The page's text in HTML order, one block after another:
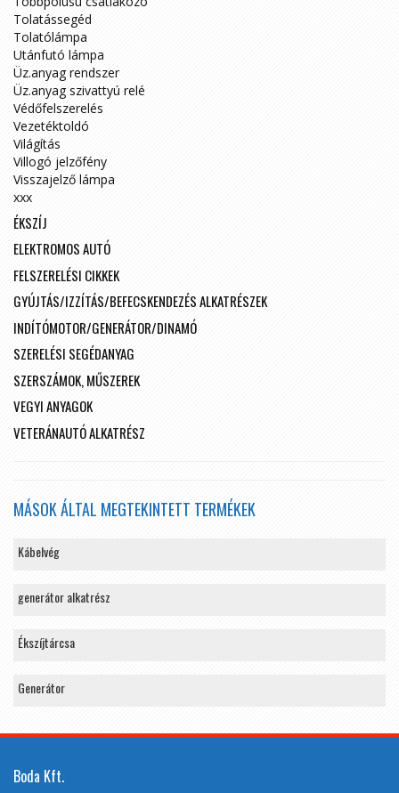
Tolatássegéd
Tolatólámpa
Utánfutó lámpa
Üz.anyag rendszer
Üz.anyag szivattyú relé
Védőfelszerelés
Vezetéktoldó
Világítás
Villogó jelzőfény
Visszajelző lámpa
xxx
ÉKSZÍJ
ELEKTROMOS AUTÓ
FELSZERELÉSI CIKKEK
GYÚJTÁS/IZZÍTÁS/BEFECSKENDEZÉS ALKATRÉSZEK
INDÍTÓMOTOR/GENERÁTOR/DINAMÓ
SZERELÉSI SEGÉDANYAG
SZERSZÁMOK, MŰSZEREK
VEGYI ANYAGOK
VETERÁNAUTÓ ALKATRÉSZ
MÁSOK ÁLTAL MEGTEKINTETT TERMÉKEK
Kábelvég
generátor alkatrész
Ékszíjtárcsa
Generátor
Boda Kft.